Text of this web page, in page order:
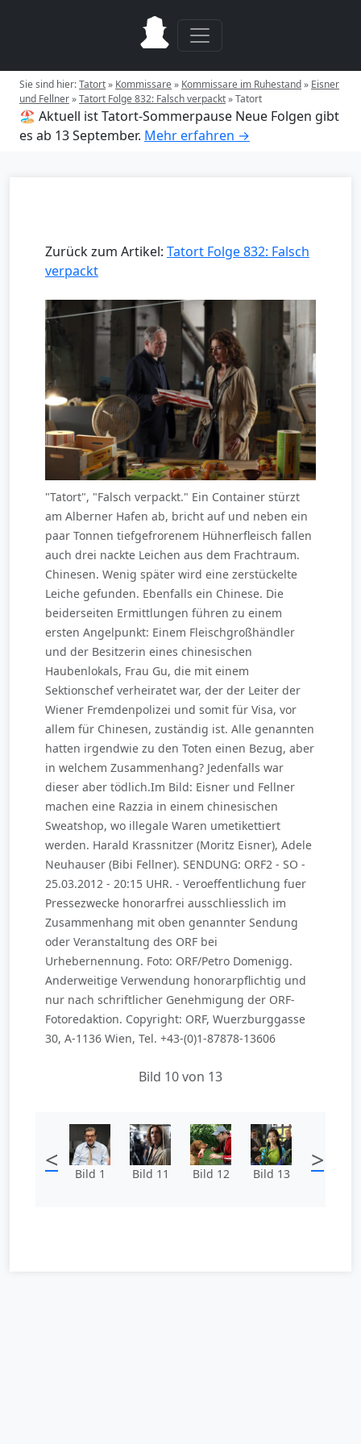
Sie sind hier:Tatort» Kommissare» Kommissare im Ruhestand» Eisner
und Fellner»Tatort Folge 832: Falsch verpackt»Tatort
🏖️ Aktuell ist Tatort-Sommerpause Neue Folgen gibt
es ab 13 September. Mehr erfahren →
Zurück zum Artikel: Tatort Folge 832: Falsch
verpackt
"Tatort", "Falsch verpackt." Ein Container stürzt
am Alberner Hafen ab, bricht auf und neben ein
paar Tonnen tiefgefrorenem Hühnerfleisch fallen
auch drei nackte Leichen aus dem Frachtraum.
Chinesen. Wenig später wird eine zerstückelte
Leiche gefunden. Ebenfalls ein Chinese. Die
beiderseiten Ermittlungen führen zu einem
ersten Angelpunkt: Einem Fleischgroßhändler
und der Besitzerin eines chinesischen
Haubenlokals, Frau Gu, die mit einem
Sektionschef verheiratet war, der der Leiter der
Wiener Fremdenpolizei und somit für Visa, vor
allem für Chinesen, zuständig ist. Alle genannten
hatten irgendwie zu den Toten einen Bezug, aber
in welchem Zusammenhang? Jedenfalls war
dieser aber tödlich.Im Bild: Eisner und Fellner
machen eine Razzia in einem chinesischen
Sweatshop, wo illegale Waren umetikettiert
werden. Harald Krassnitzer (Moritz Eisner), Adele
Neuhauser (Bibi Fellner). SENDUNG: ORF2 - SO -
25.03.2012 - 20:15 UHR. - Veroeffentlichung fuer
Pressezwecke honorarfrei ausschliesslich im
Zusammenhang mit oben genannter Sendung
oder Veranstaltung des ORF bei
Urhebernennung. Foto: ORF/Petro Domenigg.
Anderweitige Verwendung honorarpflichtig und
nur nach schriftlicher Genehmigung der ORF-
Fotoredaktion. Copyright: ORF, Wuerzburggasse
30, A-1136 Wien, Tel. +43-(0)1-87878-13606
Bild 10 von 13
< Bild 1 Bild 11 Bild 12 Bild 13 >